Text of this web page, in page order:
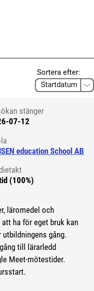
Sortera efter:
stänger
07-12
education School AB
(100%)
läromedel och
ha för eget bruk kan
gång.
till lärarledd
Meet-mötestider.